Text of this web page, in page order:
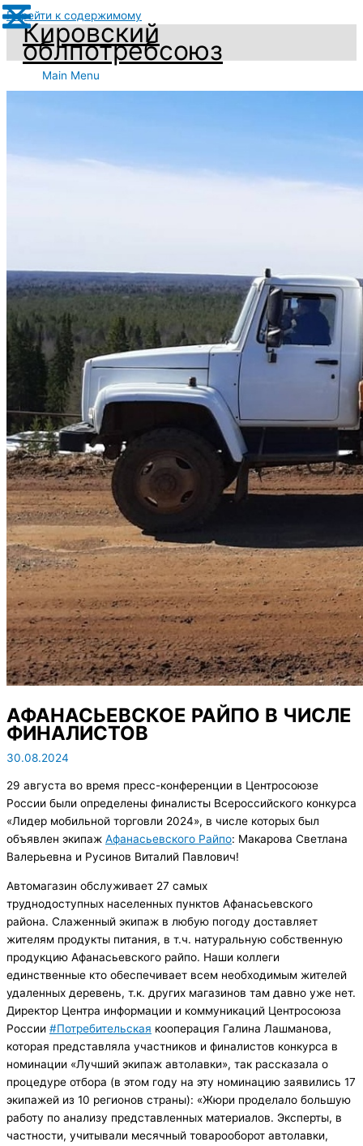
Перейти к содержимому
Кировский
облпотребсоюз
Main Menu
АФАНАСЬЕВСКОЕ РАЙПО В ЧИСЛЕ
ФИНАЛИСТОВ
30.08.2024
29 августа во время пресс-конференции в Центросоюзе
России были определены финалисты Всероссийского конкурса
«Лидер мобильной торговли 2024», в числе которых был
объявлен экипаж Афанасьевского Райпо: Макарова Светлана
Валерьевна и Русинов Виталий Павлович!
Автомагазин обслуживает 27 самых
труднодоступных населенных пунктов Афанасьевского
района. Слаженный экипаж в любую погоду доставляет
жителям продукты питания, в т.ч. натуральную собственную
продукцию Афанасьевского райпо. Наши коллеги
единственные кто обеспечивает всем необходимым жителей
удаленных деревень, т.к. других магазинов там давно уже нет.
Директор Центра информации и коммуникаций Центросоюза
России #Потребительская кооперация Галина Лашманова,
которая представляла участников и финалистов конкурса в
номинации «Лучший экипаж автолавки», так рассказала о
процедуре отбора (в этом году на эту номинацию заявились 17
экипажей из 10 регионов страны): «Жюри проделало большую
работу по анализу представленных материалов. Эксперты, в
частности, учитывали месячный товарооборот автолавки,